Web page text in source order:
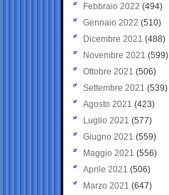
Febbraio 2022 (494)
Gennaio 2022 (510)
Dicembre 2021 (488)
Novembre 2021 (599)
Ottobre 2021 (506)
Settembre 2021 (539)
Agosto 2021 (423)
Luglio 2021 (577)
Giugno 2021(559)
Maggio 2021 (556)
Aprile 2021 (506)
Marzo 2021 (647)